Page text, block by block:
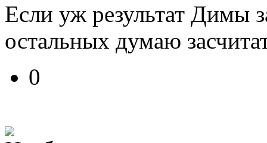
Если уж результат Димы
остальных думаю
0